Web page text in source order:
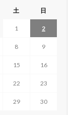
土 日
1 2
8 9
15 16
22 23
29 30